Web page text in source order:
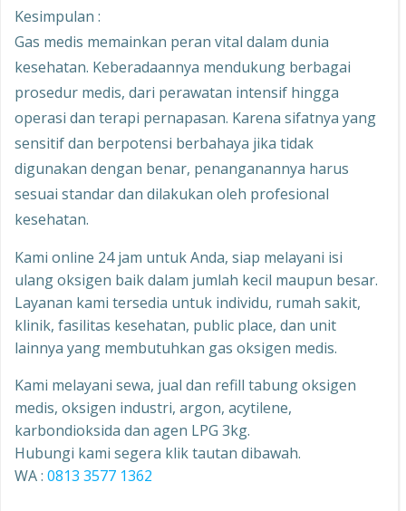
Kesimpulan :
Gas medis memainkan peran vital dalam dunia
kesehatan. Keberadaannya mendukung berbagai
prosedur medis, dari perawatan intensif hingga
operasi dan terapi pernapasan. Karena sifatnya yang
sensitif dan berpotensi berbahaya jika tidak
digunakan dengan benar, penanganannya harus
sesuai standar dan dilakukan oleh profesional
kesehatan.
Kami online 24 jam untuk Anda, siap melayani isi
ulang oksigen baik dalam jumlah kecil maupun besar.
Layanan kami tersedia untuk individu, rumah sakit,
klinik, fasilitas kesehatan, public place, dan unit
lainnya yang membutuhkan gas oksigen medis.
Kami melayani sewa, jual dan refill tabung oksigen
medis, oksigen industri, argon, acytilene,
karbondioksida dan agen LPG 3kg.
Hubungi kami segera klik tautan dibawah.
WA : 0813 3577 1362